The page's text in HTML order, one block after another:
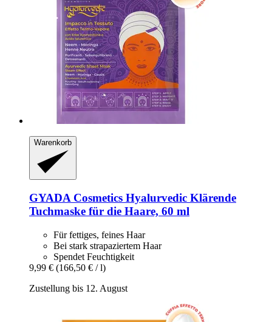
Warenkorb
GYADA Cosmetics Hyalurvedic Klärende
Tuchmaske für die Haare, 60 ml
Für fettiges, feines Haar
Bei stark strapaziertem Haar
Spendet Feuchtigkeit
9,99 € (166,50 € / l)
Zustellung bis 12. August